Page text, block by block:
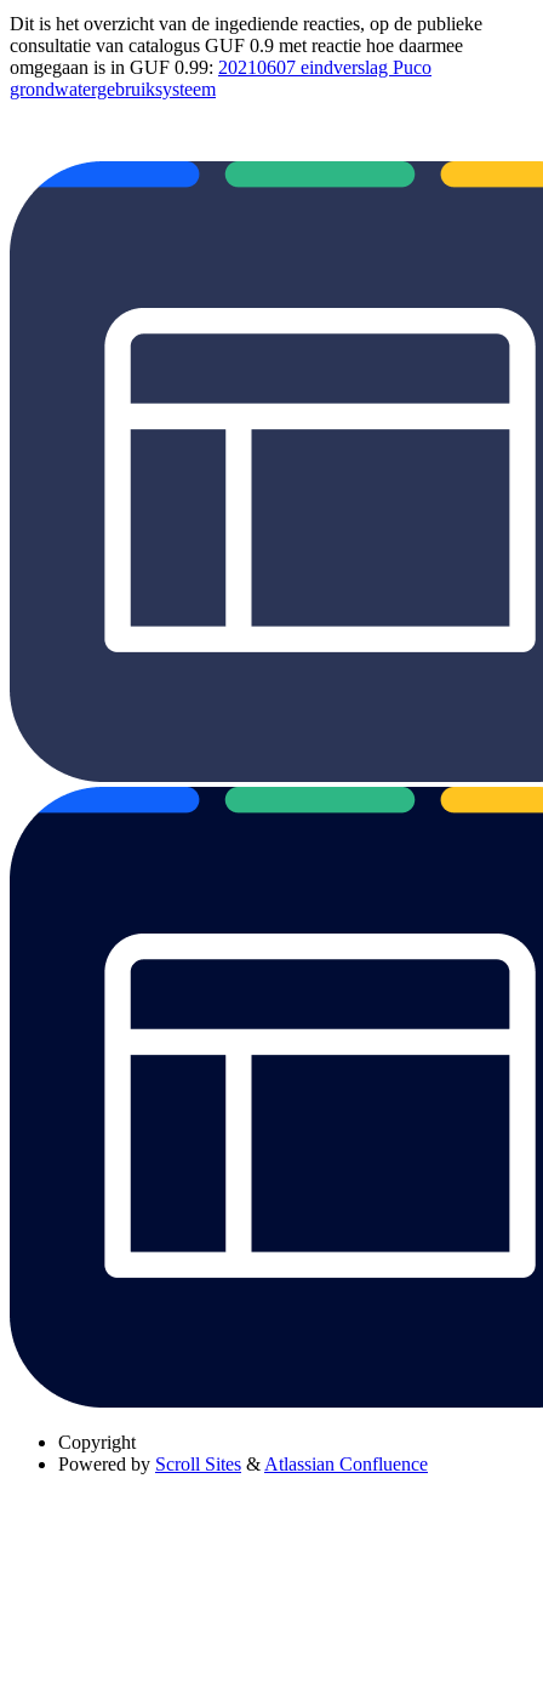
Dit is het overzicht van de ingediende reacties, op de publieke
consultatie van catalogus GUF 0.9 met reactie hoe daarmee
omgegaan is in GUF 0.99: 20210607 eindverslag Puco
grondwatergebruiksysteem
Copyright
Powered by Scroll Sites & Atlassian Confluence